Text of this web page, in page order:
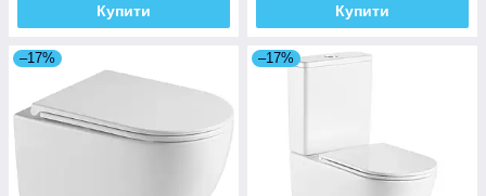
Купити Купити
–17% –17%